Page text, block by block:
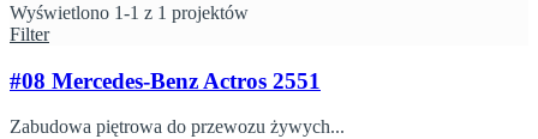
Wyświetlono 1-1 z 1 projektów
Filter
#08 Mercedes-Benz Actros 2551
Zabudowa piętrowa do przewozu żywych...